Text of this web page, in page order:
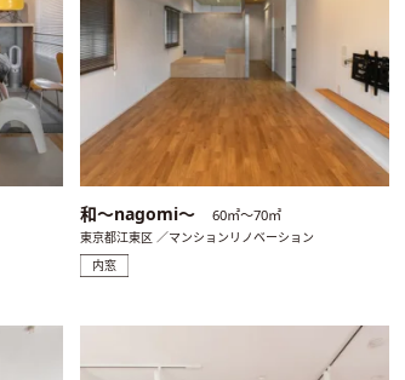
和〜nagomi〜 60㎡〜70㎡
東京都江東区 ／マンションリノベーション
内窓